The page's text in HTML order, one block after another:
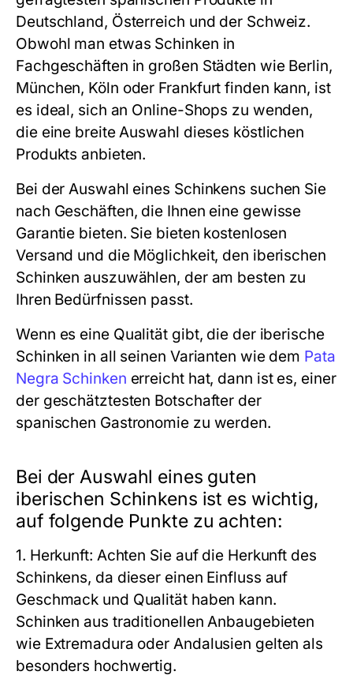
Deutschland, Österreich und der Schweiz.
Obwohl man etwas Schinken in
Fachgeschäften in großen Städten wie Berlin,
München, Köln oder Frankfurt finden kann, ist
es ideal, sich an Online-Shops zu wenden,
die eine breite Auswahl dieses köstlichen
Produkts anbieten.
Bei der Auswahl eines Schinkens suchen Sie
nach Geschäften, die Ihnen eine gewisse
Garantie bieten. Sie bieten kostenlosen
Versand und die Möglichkeit, den iberischen
Schinken auszuwählen, der am besten zu
Ihren Bedürfnissen passt.
Wenn es eine Qualität gibt, die der iberische
Schinken in all seinen Varianten wie dem Pata
Negra Schinken erreicht hat, dann ist es, einer
der geschätztesten Botschafter der
spanischen Gastronomie zu werden.
Bei der Auswahl eines guten
iberischen Schinkens ist es wichtig,
auf folgende Punkte zu achten:
1. Herkunft: Achten Sie auf die Herkunft des
Schinkens, da dieser einen Einfluss auf
Geschmack und Qualität haben kann.
Schinken aus traditionellen Anbaugebieten
wie Extremadura oder Andalusien gelten als
besonders hochwertig.